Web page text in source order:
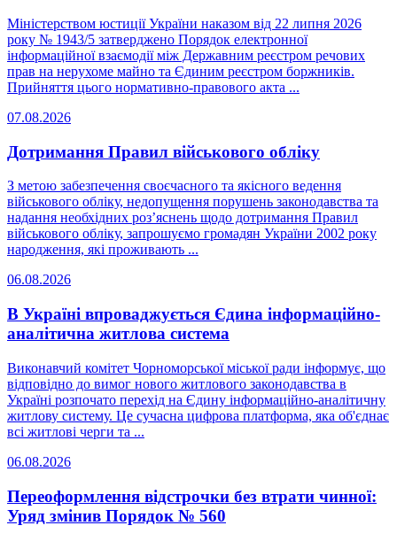
Міністерством юстиції України наказом від 22 липня 2026
року № 1943/5 затверджено Порядок електронної
інформаційної взаємодії між Державним реєстром речових
прав на нерухоме майно та Єдиним реєстром боржників.
Прийняття цього нормативно-правового акта ...
07.08.2026
Дотримання Правил військового обліку
З метою забезпечення своєчасного та якісного ведення
військового обліку, недопущення порушень законодавства та
надання необхідних роз’яснень щодо дотримання Правил
військового обліку, запрошуємо громадян України 2002 року
народження, які проживають ...
06.08.2026
В Україні впроваджується Єдина інформаційно-
аналітична житлова система
Виконавчий комітет Чорноморської міської ради інформує, що
відповідно до вимог нового житлового законодавства в
Україні розпочато перехід на Єдину інформаційно-аналітичну
житлову систему. Це сучасна цифрова платформа, яка об'єднає
всі житлові черги та ...
06.08.2026
Переоформлення відстрочки без втрати чинної:
Уряд змінив Порядок № 560